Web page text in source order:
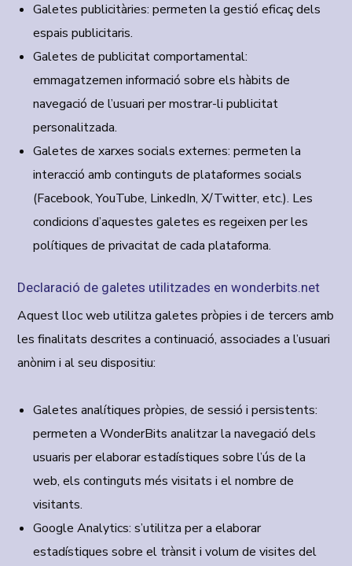
Galetes publicitàries: permeten la gestió eficaç dels
espais publicitaris.
Galetes de publicitat comportamental:
emmagatzemen informació sobre els hàbits de
navegació de l’usuari per mostrar-li publicitat
personalitzada.
Galetes de xarxes socials externes: permeten la
interacció amb continguts de plataformes socials
(Facebook, YouTube, LinkedIn, X/Twitter, etc.). Les
condicions d’aquestes galetes es regeixen per les
polítiques de privacitat de cada plataforma.
Declaració de galetes utilitzades en wonderbits.net
Aquest lloc web utilitza galetes pròpies i de tercers amb
les finalitats descrites a continuació, associades a l’usuari
anònim i al seu dispositiu:
Galetes analítiques pròpies, de sessió i persistents:
permeten aWonderBits analitzar la navegació dels
usuaris per elaborar estadístiques sobre l’ús de la
web, els continguts més visitats i el nombre de
visitants.
Google Analytics: s’utilitza per a elaborar
estadístiques sobre el trànsit i volum de visites del